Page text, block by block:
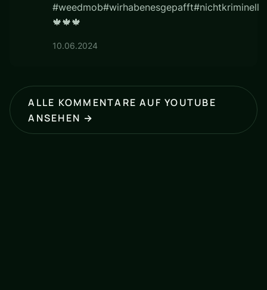
#weedmob#wirhabenesgepafft#nichtkriminell
🍁🍁🍁
10.06.2024
ALLE KOMMENTARE AUF YOUTUBE
ANSEHEN →